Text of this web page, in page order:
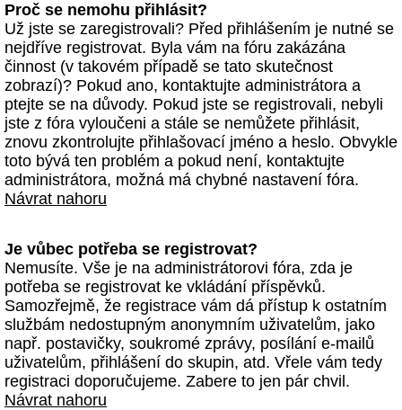
Proč se nemohu přihlásit?
Už jste se zaregistrovali? Před přihlášením je nutné se
nejdříve registrovat. Byla vám na fóru zakázána
činnost (v takovém případě se tato skutečnost
zobrazí)? Pokud ano, kontaktujte administrátora a
ptejte se na důvody. Pokud jste se registrovali, nebyli
jste z fóra vyloučeni a stále se nemůžete přihlásit,
znovu zkontrolujte přihlašovací jméno a heslo. Obvykle
toto bývá ten problém a pokud není, kontaktujte
administrátora, možná má chybné nastavení fóra.
Návrat nahoru
Je vůbec potřeba se registrovat?
Nemusíte. Vše je na administrátorovi fóra, zda je
potřeba se registrovat ke vkládání příspěvků.
Samozřejmě, že registrace vám dá přístup k ostatním
službám nedostupným anonymním uživatelům, jako
např. postavičky, soukromé zprávy, posílání e-mailů
uživatelům, přihlášení do skupin, atd. Vřele vám tedy
registraci doporučujeme. Zabere to jen pár chvil.
Návrat nahoru